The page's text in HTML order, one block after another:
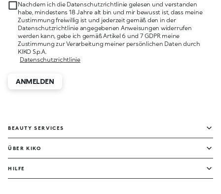
Nachdem ich die Datenschutzrichtlinie gelesen und verstanden
habe, mindestens 18 Jahre alt bin und mir bewusst ist, dass meine
Zustimmung freiwillig ist und jederzeit gemäß den in der
Datenschutzrichtlinie angegebenen Anweisungen widerrufen
werden kann, gebe ich gemäß Artikel 6 und 7 GDPR meine
Zustimmung zur Verarbeitung meiner persönlichen Daten durch
KIKO S.p.A.
Datenschutzrichtlinie
ANMELDEN
BEAUTY SERVICES
ÜBER KIKO
HILFE